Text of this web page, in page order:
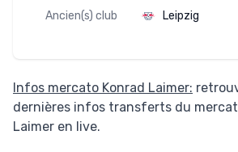
Ancien(s) club Leipzig
Infos mercato Konrad Laimer:
dernières infos transferts du
Laimer en live.